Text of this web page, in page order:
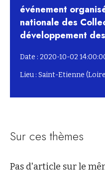
événement
nationale des
développement
Date : 2020-10-02
Lieu : Saint-Etienne
Sur ces thèmes
Pas d'article sur le